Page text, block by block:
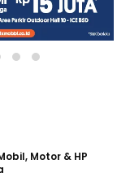
Motor & HP